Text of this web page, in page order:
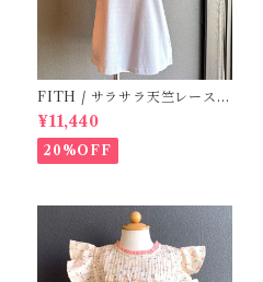
FITH / サラサラ天竺レースT
シャツ (BL) / 145・155
¥11,440
20%OFF